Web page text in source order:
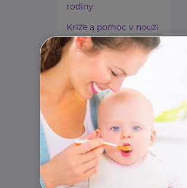
rodiny
Krize a pomoc v nouzi
Paliativní péče
Rady a tipy
Harmonie duše a těla
Zaměstnávání osob ze
zdravotním
postižením
Lázeňství a wellness
Zdravé spaní a sezení